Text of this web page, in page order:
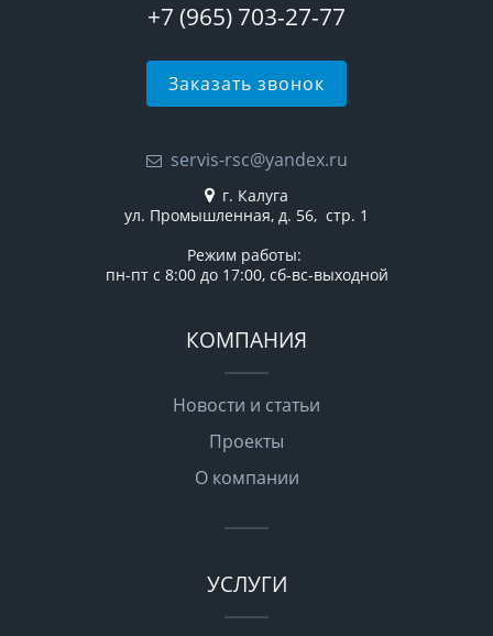
+7 (965) 703-27-77
Заказать звонок
servis-rsc@yandex.ru
г. Калуга
ул. Промышленная, д. 56, стр. 1
Режим работы:
пн-пт с 8:00 до 17:00, сб-вс-выходной
КОМПАНИЯ
Новости и статьи
Проекты
О компании
УСЛУГИ